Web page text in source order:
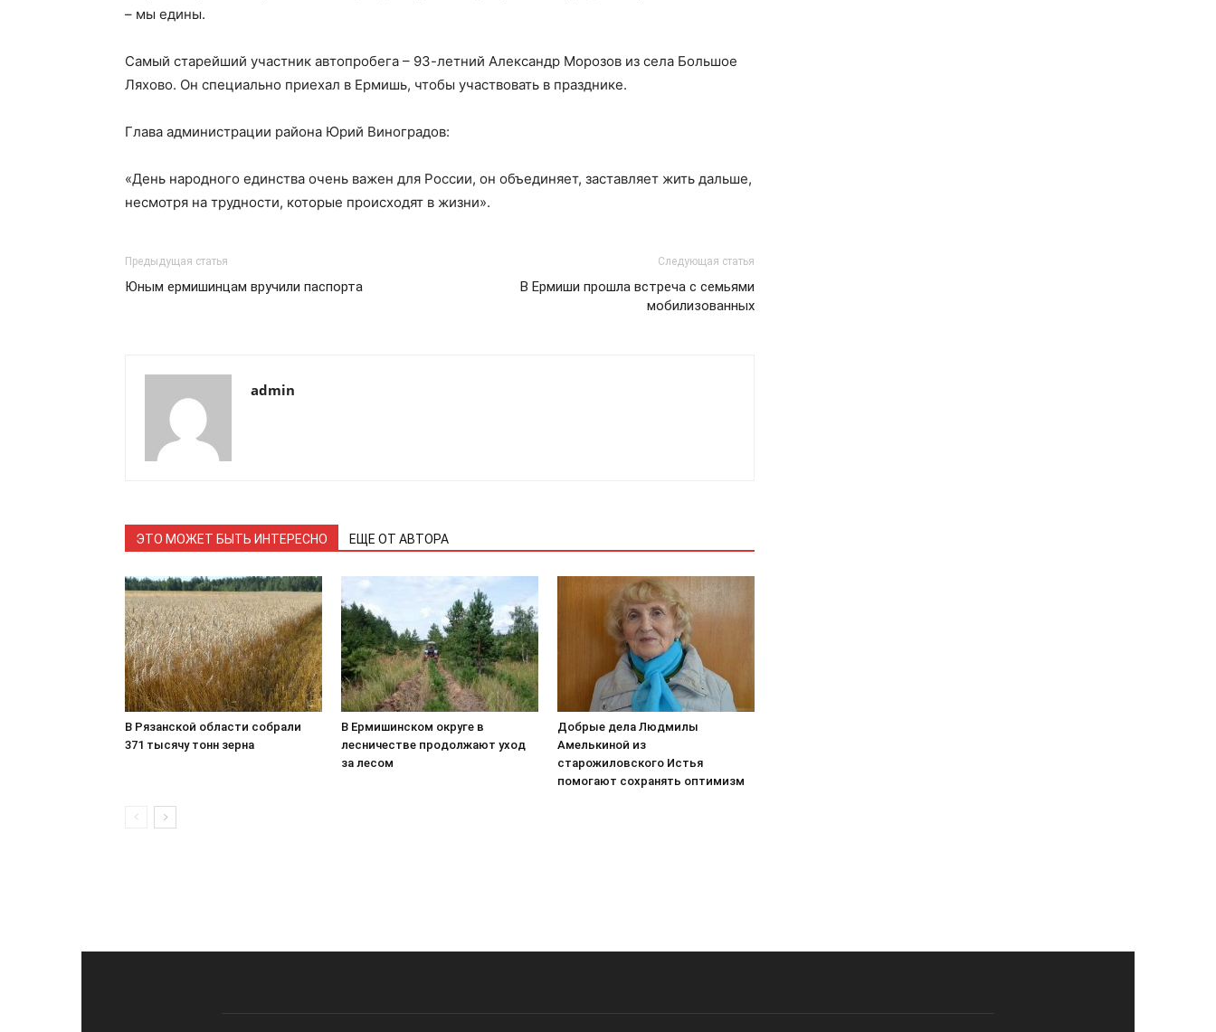
– мы едины.
Самый старейший участник автопробега – 93-летний Александр Морозов из села Большое
Ляхово. Он специально приехал в Ермишь, чтобы участвовать в празднике.
Глава администрации района Юрий Виноградов:
«День народного единства очень важен для России, он объединяет, заставляет жить дальше,
несмотря на трудности, которые происходят в жизни».
Предыдущая статья
Юным ермишинцам вручили паспорта
Следующая статья
В Ермиши прошла встреча с семьями
мобилизованных
admin
ЭТО МОЖЕТ БЫТЬ ИНТЕРЕСНО ЕЩЕ ОТ АВТОРА
В Рязанской области собрали
371 тысячу тонн зерна
В Ермишинском округе в
лесничестве продолжают уход
за лесом
Добрые дела Людмилы
Амелькиной из
старожиловского Истья
помогают сохранять оптимизм